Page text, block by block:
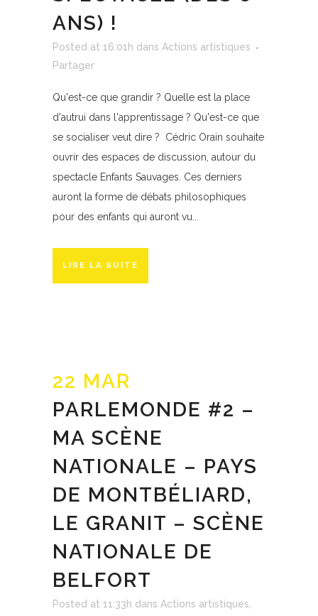
ANS) !
Posted at 16:01h dans Actions artistiques
Partager
Qu'est-ce que grandir ? Quelle est la place
d'autrui dans l'apprentissage ? Qu'est-ce que
se socialiser veut dire ? Cédric Orain souhaite
ouvrir des espaces de discussion, autour du
spectacle Enfants Sauvages. Ces derniers
auront la forme de débats philosophiques
pour des enfants qui auront vu...
LIRE LA SUITE
22 MAR
PARLEMONDE #2 –
MA SCÈNE
NATIONALE – PAYS
DE MONTBÉLIARD,
LE GRANIT – SCÈNE
NATIONALE DE
BELFORT
Posted at 11:33h dans Actions artistiques